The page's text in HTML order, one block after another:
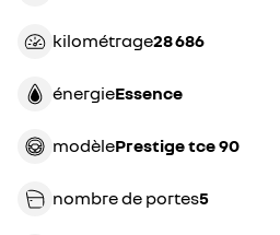
kilométrage 28 686
énergie essence
modèle prestige tce 90
nombre de portes5